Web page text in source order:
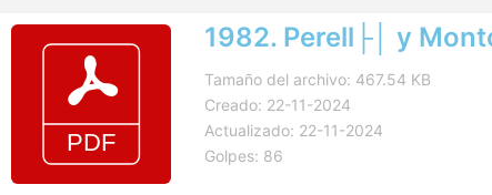
1982. Perell├│ y
Tamaño del archivo: 467.54 KB
Creado: 22-11-2024
Actualizado: 22-11-2024
Golpes: 86